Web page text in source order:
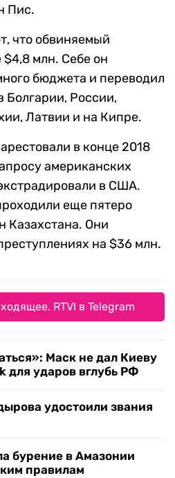
Пис.
что обвиняемый
$4,8 млн. Себе он
бюджета и переводил
Болгарии, России,
Латвии и на Кипре.
в конце 2018
американских
в США.
еще пятеро
Казахстана. Они
на $36 млн.
RTVI в Telegram
Маск не дал Киеву
для ударов вглубь РФ
удостоили звания
бурение в Амазонии
правилам